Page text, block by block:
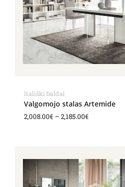
Itališki baldai
Valgomojo stalas Artemide
2,008.00€ –2,185.00€
range:
2,141.00€
through
2,360.00€